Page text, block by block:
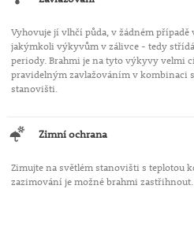
Vyhovuje jí vlhčí půda, v žádném případě
jakýmkoli výkyvům v zálivce - tedy
periody. Brahmi je na tyto výkyvy velmi
pravidelným zavlažováním v kombinaci
stanovišti.
Zimní ochrana
Zimujte na světlém stanovišti s teplotou
zazimování je možné brahmi zastřihnout.